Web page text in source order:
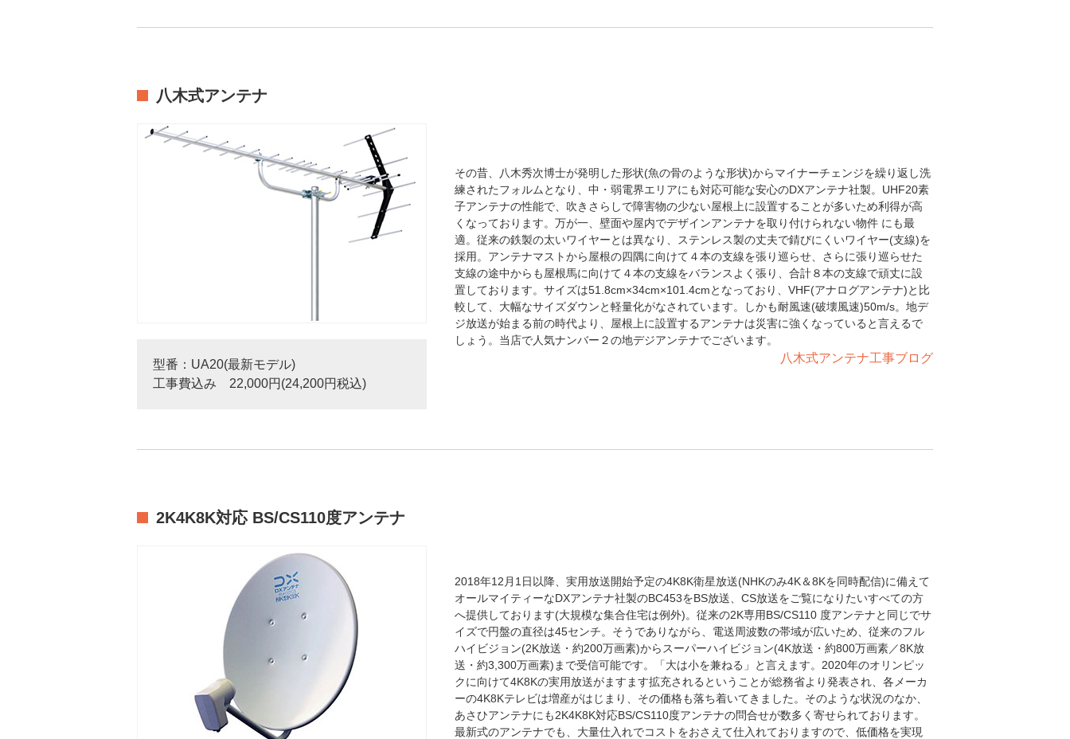
八木式アンテナ
型番：UA20(最新モデル)
工事費込み 22,000円(24,200円税込)
その昔、八木秀次博士が発明した形状(魚の骨のような形状)からマイナーチェンジを繰り返し洗
練されたフォルムとなり、中・弱電界エリアにも対応可能な安心のDXアンテナ社製。UHF20素
子アンテナの性能で、吹きさらしで障害物の少ない屋根上に設置することが多いため利得が高
くなっております。万が一、壁面や屋内でデザインアンテナを取り付けられない物件 にも最
適。従来の鉄製の太いワイヤーとは異なり、ステンレス製の丈夫で錆びにくいワイヤー(支線)を
採用。アンテナマストから屋根の四隅に向けて４本の支線を張り巡らせ、さらに張り巡らせた
支線の途中からも屋根馬に向けて４本の支線をバランスよく張り、合計８本の支線で頑丈に設
置しております。サイズは51.8cm×34cm×101.4cmとなっており、VHF(アナログアンテナ)と比
較して、大幅なサイズダウンと軽量化がなされています。しかも耐風速(破壊風速)50m/s。地デ
ジ放送が始まる前の時代より、屋根上に設置するアンテナは災害に強くなっていると言えるで
しょう。当店で人気ナンバー２の地デジアンテナでございます。
八木式アンテナ工事ブログ
2K4K8K対応 BS/CS110度アンテナ
2018年12月1日以降、実用放送開始予定の4K8K衛星放送(NHKのみ4K＆8Kを同時配信)に備えて
オールマイティーなDXアンテナ社製のBC453をBS放送、CS放送をご覧になりたいすべての方
へ提供しております(大規模な集合住宅は例外)。従来の2K専用BS/CS110 度アンテナと同じでサ
イズで円盤の直径は45センチ。そうでありながら、電送周波数の帯域が広いため、従来のフル
ハイビジョン(2K放送・約200万画素)からスーパーハイビジョン(4K放送・約800万画素／8K放
送・約3,300万画素)まで受信可能です。「大は小を兼ねる」と言えます。2020年のオリンピッ
クに向けて4K8Kの実用放送がますます拡充されるということが総務省より発表され、各メーカ
ーの4K8Kテレビは増産がはじまり、その価格も落ち着いてきました。そのような状況のなか、
あさひアンテナにも2K4K8K対応BS/CS110度アンテナの問合せが数多く寄せられております。
最新式のアンテナでも、大量仕入れでコストをおさえて仕入れておりますので、低価格を実現